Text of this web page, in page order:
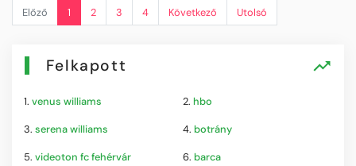
Előző
1 2 3 4 Következő Utolsó
Felkapott
1. venus williams 2. hbo
3. serena williams 4. botrány
5. videoton fc fehérvár 6. barca